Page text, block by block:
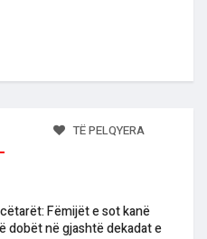
TË PELQYERA
Fëmijët e sot kanë
dobët në gjashtë dekadat e